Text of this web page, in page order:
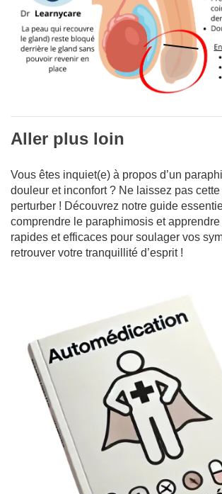
Aller plus loin
Vous êtes inquiet(e) à propos d’un
douleur et inconfort ? Ne laissez pas
perturber ! Découvrez notre guide
comprendre le paraphimosis et
rapides et efficaces pour soulager vos
retrouver votre tranquillité d’esprit !